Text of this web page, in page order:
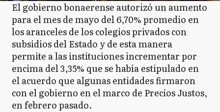
El gobierno bonaerense autorizó un aumento
para el mes de mayo del 6,70% promedio en
los aranceles de los colegios privados con
subsidios del Estado y de esta manera
permite a las instituciones incrementar por
encima del 3,35% que se había estipulado en
el acuerdo que algunas entidades firmaron
con el gobierno en el marco de Precios Justos,
en febrero pasado.